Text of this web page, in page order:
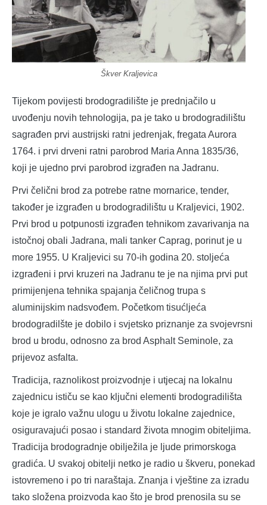
Škver Kraljevica
Tijekom povijesti brodogradilište je prednjačilo u
uvođenju novih tehnologija, pa je tako u brodogradilištu
sagrađen prvi austrijski ratni jedrenjak, fregata Aurora
1764. i prvi drveni ratni parobrod Maria Anna 1835/36,
koji je ujedno prvi parobrod izgrađen na Jadranu.
Prvi čelični brod za potrebe ratne mornarice, tender,
također je izgrađen u brodogradilištu u Kraljevici, 1902.
Prvi brod u potpunosti izgrađen tehnikom zavarivanja na
istočnoj obali Jadrana, mali tanker Caprag, porinut je u
more 1955. U Kraljevici su 70-ih godina 20. stoljeća
izgrađeni i prvi kruzeri na Jadranu te je na njima prvi put
primijenjena tehnika spajanja čeličnog trupa s
aluminijskim nadsvođem. Početkom tisućljeća
brodogradilšte je dobilo i svjetsko priznanje za svojevrsni
brod u brodu, odnosno za brod Asphalt Seminole, za
prijevoz asfalta.
Tradicija, raznolikost proizvodnje i utjecaj na lokalnu
zajednicu ističu se kao ključni elementi brodogradilišta
koje je igralo važnu ulogu u životu lokalne zajednice,
osiguravajući posao i standard života mnogim obiteljima.
Tradicija brodogradnje obilježila je ljude primorskoga
gradića. U svakoj obitelji netko je radio u škveru, ponekad
istovremeno i po tri naraštaja. Znanja i vještine za izradu
tako složena proizvoda kao što je brod prenosila su se